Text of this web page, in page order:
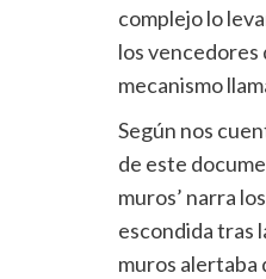
complejo lo
los vencedores
mecanismo
Según nos
de este
muros’ narra
escondida tras
muros alertaba